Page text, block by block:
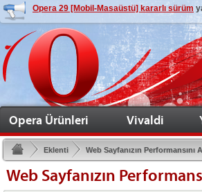
Opera 29 [Mobil-Masaüstü] kararlı sürüm
Opera Ürünleri Vivaldi
Eklenti Web Sayfanızın Performansını
Web Sayfanızın